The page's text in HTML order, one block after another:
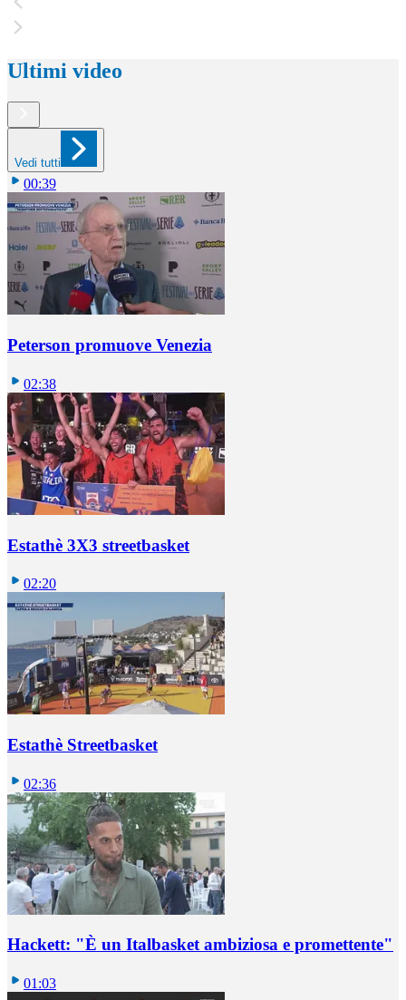
Ultimi video
Vedi tutti
00:39
Peterson promuove Venezia
02:38
Estathè 3X3 streetbasket
02:20
Estathè Streetbasket
02:36
Hackett: "È un Italbasket ambiziosa e promettente"
01:03